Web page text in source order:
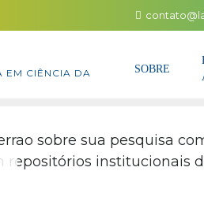
EM CIÊNCIA DA
SOBRE